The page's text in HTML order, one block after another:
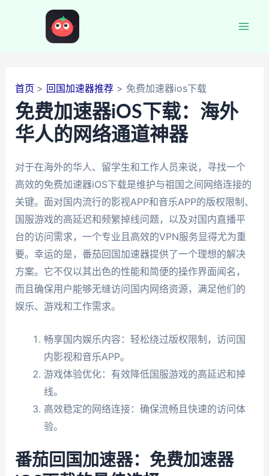
首页 回国加速器推荐 免费加速器ios下载
免费加速器iOS下载：海外
华人的网络通道神器
对于在海外的华人、留学生和工作人员来说，寻找一个
高效的免费加速器iOS下载是维护与祖国之间网络连接的
关键。面对国内流行的影视APP和音乐APP的版权限制、
国服游戏的高延迟和频繁掉线问题，以及对国内直播平
台的访问需求，一个专业且高效的VPN服务显得尤为重
要。幸运的是，番茄回国加速器提供了一个理想的解决
方案。它不仅以其出色的性能和简便的操作界面闻名，
而且确保用户能够无缝访问国内网络资源，满足他们的
娱乐、游戏和工作需求。
畅享国内娱乐内容：轻松绕过版权限制，访问国
内影视和音乐APP。
游戏体验优化：有效降低国服游戏的高延迟和掉
线。
高效稳定的网络连接：确保流畅且快速的访问体
验。
番茄回国加速器：免费加速器